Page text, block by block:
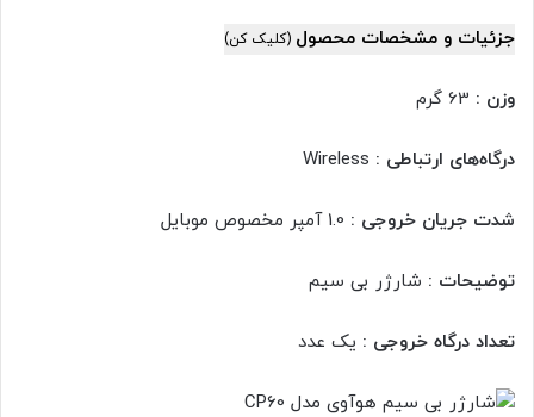
جزئیات و مشخصات محصول (کلیک کن)
وزن :
درگاه‌های ارتباطی :
شدت جریان خروجی :
توضیحات : شارژر بی سیم
تعداد درگاه خروجی : یک عدد